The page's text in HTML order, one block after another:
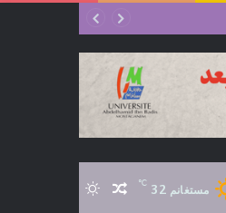
الوضعمقال مستغانم 32
℃